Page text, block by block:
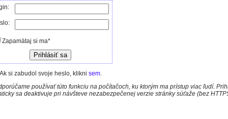
Zapamätaj si ma*
si zabudol svoje heslo, klikni sem.
používať túto funkciu na počítačoch, ku ktorým ma prístup viac ľudí.
sa deaktivuje pri návšteve nezabezpečenej verzie stránky súťaže (bez